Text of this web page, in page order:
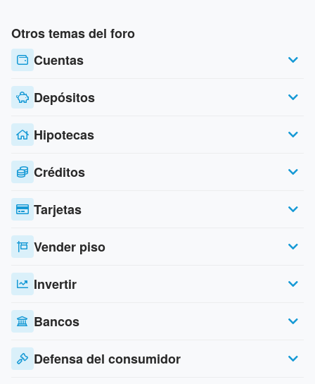
Otros temas del foro
Cuentas
Depósitos
Hipotecas
Créditos
Tarjetas
Vender piso
Invertir
Bancos
Defensa del consumidor